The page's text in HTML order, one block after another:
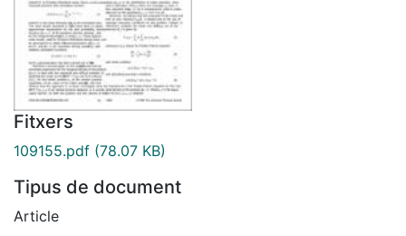
Fitxers
109155.pdf (78.07 KB)
Tipus de document
Article